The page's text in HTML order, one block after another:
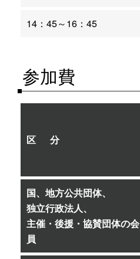
14：45～16：45
参加費
区 分
国、地方公共団体、
独立行政法人、
主催・後援・協賛団体の会
員